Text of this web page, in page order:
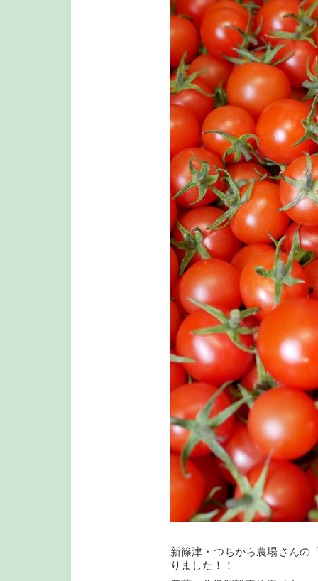
新篠津・つちから農場さんの
りました！！